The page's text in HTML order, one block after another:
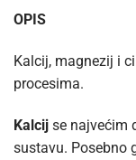
OPIS
Kalcij, magnezij i
procesima.
Kalcij se najvećim
sustavu. Posebno